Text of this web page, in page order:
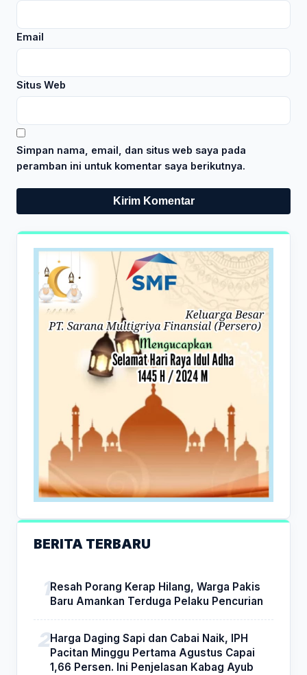
Email
Situs Web
Simpan nama, email, dan situs web saya pada
peramban ini untuk komentar saya berikutnya.
BERITA TERBARU
Resah Porang Kerap Hilang, Warga Pakis
Baru Amankan Terduga Pelaku Pencurian
Harga Daging Sapi dan Cabai Naik, IPH
Pacitan Minggu Pertama Agustus Capai
1,66 Persen. Ini Penjelasan Kabag Ayub